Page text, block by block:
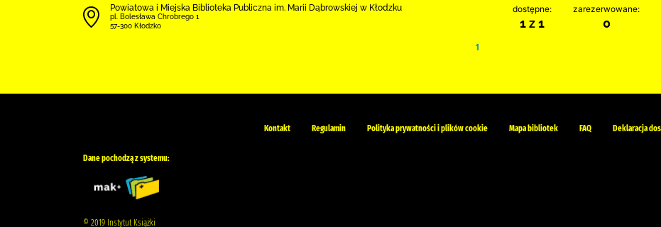
Powiatowa i Miejska Biblioteka Publiczna im. Marii Dąbrowskiej w Kłodzku
pl. Bolesława Chrobrego 1
57-300 Kłodzko
dostępne:
1 z 1
zarezerwowane:
0
1
Kontakt Regulamin Polityka prywatności i plików cookie Mapa bibliotek FAQ Deklaracja
Dane pochodzą z systemu:
© 2019 Instytut Książki